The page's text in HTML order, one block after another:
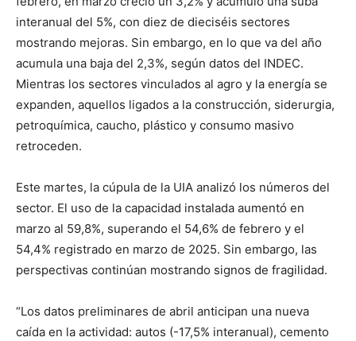
interanual del 5%, con diez de dieciséis sectores
mostrando mejoras. Sin embargo, en lo que va del año
acumula una baja del 2,3%, según datos del INDEC.
Mientras los sectores vinculados al agro y la energía se
expanden, aquellos ligados a la construcción, siderurgia,
petroquímica, caucho, plástico y consumo masivo
retroceden.
Este martes, la cúpula de la UIA analizó los números del
sector. El uso de la capacidad instalada aumentó en
marzo al 59,8%, superando el 54,6% de febrero y el
54,4% registrado en marzo de 2025. Sin embargo, las
perspectivas continúan mostrando signos de fragilidad.
“Los datos preliminares de abril anticipan una nueva
caída en la actividad: autos (-17,5% interanual), cemento